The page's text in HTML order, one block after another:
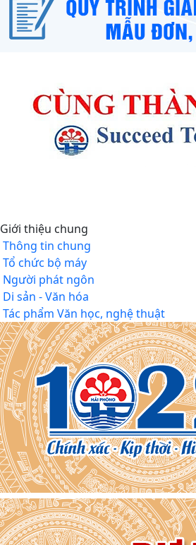
Giới thiệu chung
Thông tin chung
Tổ chức bộ máy
Người phát ngôn
Di sản - Văn hóa
Tác phẩm Văn học, nghệ thuật